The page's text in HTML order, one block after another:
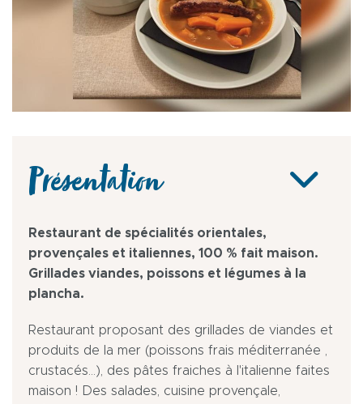
Présentation
Restaurant de spécialités orientales,
provençales et italiennes, 100 % fait maison.
Grillades viandes, poissons et légumes à la
plancha.
Restaurant proposant des grillades de viandes et
produits de la mer (poissons frais méditerranée ,
crustacés...), des pâtes fraiches à l'italienne faites
maison ! Des salades, cuisine provençale,